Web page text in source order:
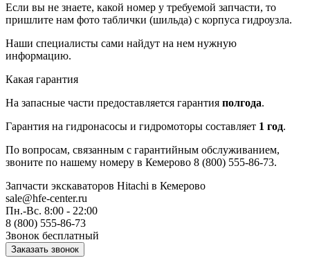
Если вы не знаете, какой номер у требуемой запчасти, то
пришлите нам фото таблички (шильда) с корпуса гидроузла.
Наши специалисты сами найдут на нем нужную
информацию.
Какая гарантия
На запасные части предоставляется гарантия полгода.
Гарантия на гидронасосы и гидромоторы составляет 1 год.
По вопросам, связанным с гарантийным обслуживанием,
звоните по нашему номеру в Кемерово 8 (800) 555-86-73.
Запчасти экскаваторов Hitachi в Кемерово
sale@hfe-center.ru
Пн.-Вс. 8:00 - 22:00
8 (800) 555-86-73
Звонок бесплатный